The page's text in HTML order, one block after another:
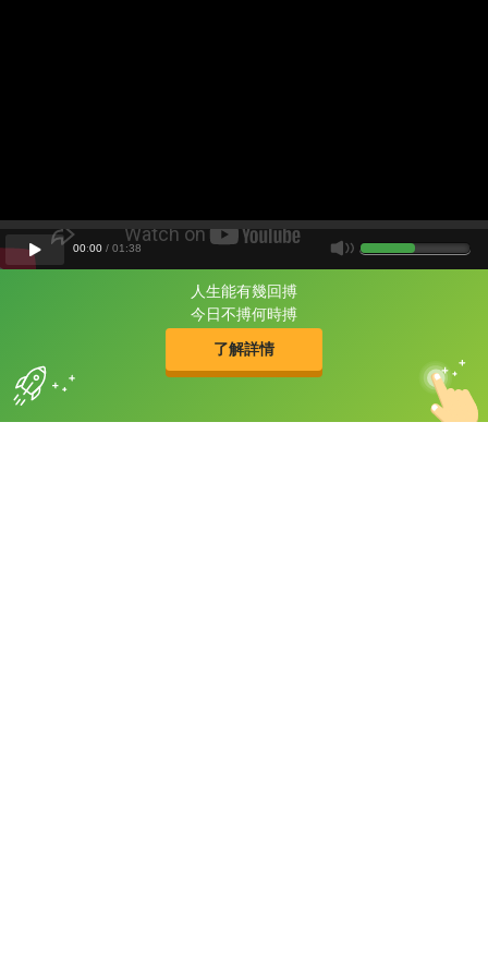
人生能有幾回搏
今日不搏何時搏
了解詳情
片尾有
攻其不背
的品牌故事
00:00 / 01 :38